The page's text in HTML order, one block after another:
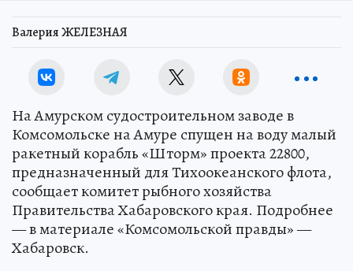
Валерия ЖЕЛЕЗНАЯ
На Амурском судостроительном заводе в
Комсомольске на Амуре спущен на воду малый
ракетный корабль «Шторм» проекта 22800,
предназначенный для Тихоокеанского флота,
сообщает комитет рыбного хозяйства
Правительства Хабаровского края. Подробнее
— в материале «Комсомольской правды» —
Хабаровск.